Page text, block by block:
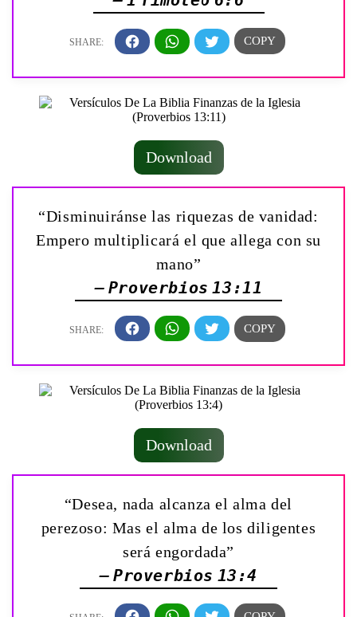
Download
“Disminuiránse las riquezas de vanidad:
Empero multiplicará el que allega con su
mano”
— Proverbios 13:11
Download
“Desea, nada alcanza el alma del
perezoso: Mas el alma de los diligentes
será engordada”
— Proverbios 13:4